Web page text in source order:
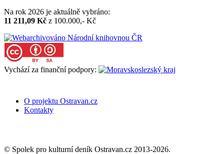
Na rok 2026 je aktuálně vybráno:
11 211,09 Kč z 100.000,- Kč
Vychází za finanční podpory:
O projektu Ostravan.cz
Kontakty
© Spolek pro kulturní deník Ostravan.cz 2013-2026.